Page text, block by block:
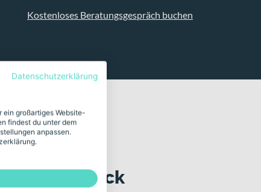
Kostenloses Beratungsgespräch buchen
einen Blick
Datenschutzerklärung
ein großartiges Website-
findest du unter dem
anpassen.